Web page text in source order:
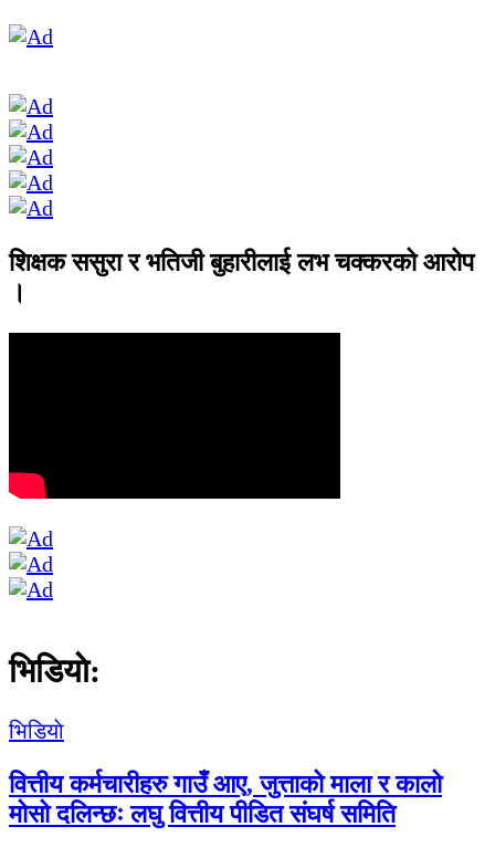
शिक्षक ससुरा र भतिजी बुहारीलाई लभ चक्करको आरोप
।
भिडियाे:
भिडियाे
वित्तीय कर्मचारीहरु गाउँ आए, जुत्ताको माला र कालो
मोसो दलिन्छः लघु वित्तीय पीडित संघर्ष समिति